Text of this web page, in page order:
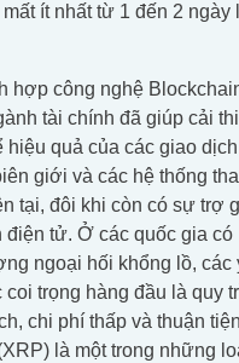
ít nhất từ 1 đến 2 ngày
hợp công nghệ
tài chính đã giúp cải
hiệu quả của các giao dịch
giới và các hệ thống
tại, đôi khi còn có sự trợ
điện tử. Ở các quốc gia có
ngoại hối khổng lồ, các
trọng hàng đầu là quy
chi phí thấp và thuận
là một trong những